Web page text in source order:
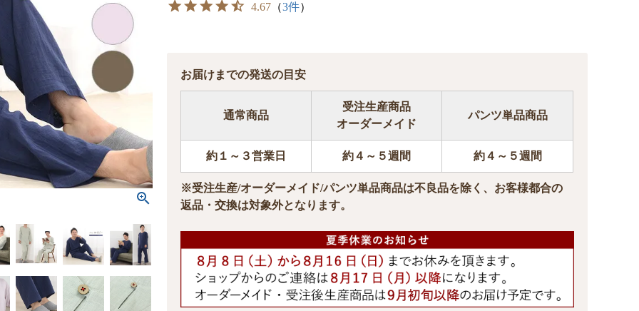
4.67 （3件）
お届けまでの発送の目安
通常商品
受注生産商品
オーダーメイド
パンツ単品商品
約１～３営業日 約４～５週間 約４～５週間
※受注生産/オーダーメイド/パンツ単品商品は不良品を除く、お客様都合の
返品・交換は対象外となります。